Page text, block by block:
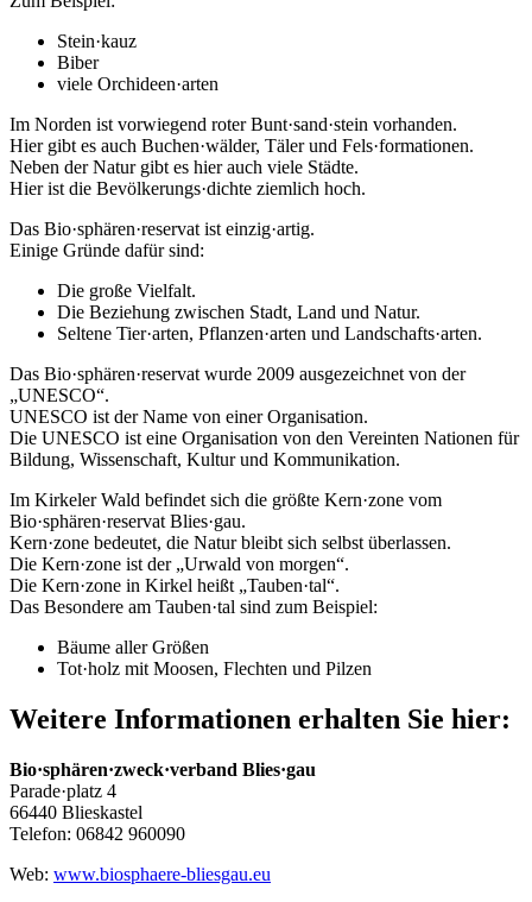
Stein·kauz
Biber
viele Orchideen·arten
Im Norden ist vorwiegend roter Bunt·sand·stein vorhanden.
Hier gibt es auch Buchen·wälder, Täler und Fels·formationen.
Neben der Natur gibt es hier auch viele Städte.
Hier ist die Bevölkerungs·dichte ziemlich hoch.
Das Bio·sphären·reservat ist einzig·artig.
Einige Gründe dafür sind:
Die große Vielfalt.
Die Beziehung zwischen Stadt, Land und Natur.
Seltene Tier·arten, Pflanzen·arten und Landschafts·arten.
Das Bio·sphären·reservat wurde 2009 ausgezeichnet von der
„UNESCO“.
UNESCO ist der Name von einer Organisation.
Die UNESCO ist eine Organisation von den Vereinten Nationen für
Bildung, Wissenschaft, Kultur und Kommunikation.
Im Kirkeler Wald befindet sich die größte Kern·zone vom
Bio·sphären·reservat Blies·gau.
Kern·zone bedeutet, die Natur bleibt sich selbst überlassen.
Die Kern·zone ist der „Urwald von morgen“.
Die Kern·zone in Kirkel heißt „Tauben·tal“.
Das Besondere am Tauben·tal sind zum Beispiel:
Bäume aller Größen
Tot·holz mit Moosen, Flechten und Pilzen
Weitere Informationen erhalten Sie hier:
Bio·sphären·zweck·verband Blies·gau
Parade·platz 4
66440 Blieskastel
Telefon: 06842 960090
Web: www.biosphaere-bliesgau.eu